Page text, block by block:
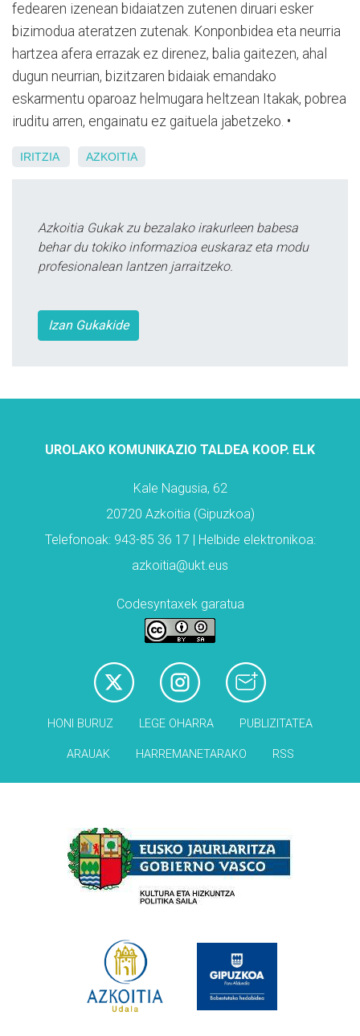
fedearen izenean bidaiatzen zutenen diruari esker
bizimodua ateratzen zutenak. Konponbidea eta neurria
hartzea afera errazak ez direnez, balia gaitezen, ahal
dugun neurrian, bizitzaren bidaiak emandako
eskarmentu oparoaz helmugara heltzean Itakak, pobrea
iruditu arren, engainatu ez gaituela jabetzeko. •
IRITZIA AZKOITIA
Azkoitia Gukak zu bezalako irakurleen babesa
behar du tokiko informazioa euskaraz eta modu
profesionalean lantzen jarraitzeko.
Izan Gukakide
UROLAKO KOMUNIKAZIO TALDEA KOOP. ELK
Kale Nagusia, 62
20720 Azkoitia (Gipuzkoa)
Telefonoak: 943-85 36 17 | Helbide elektronikoa:
azkoitia@ukt.eus
Codesyntaxek garatua
HONI BURUZ LEGE OHARRA PUBLIZITATEA
ARAUAK HARREMANETARAKO RSS